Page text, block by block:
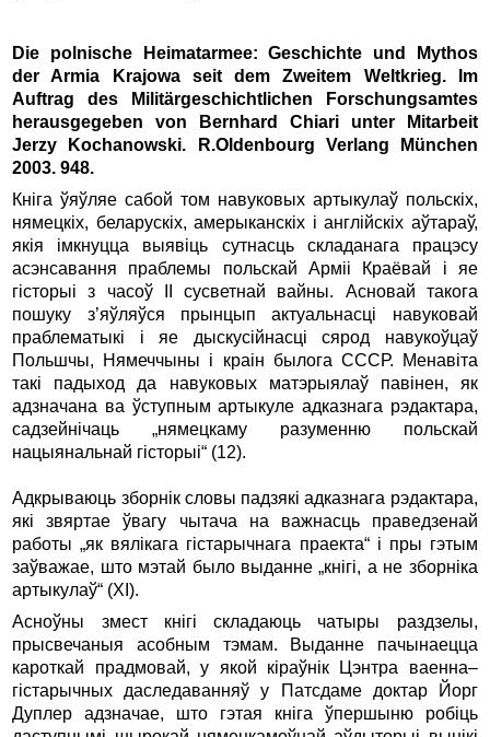
Die polnische Heimatarmee: Geschichte und Mythos
der Armia Krajowa seit dem Zweitem Weltkrieg. Im
Auftrag des Militärgeschichtlichen Forschungsamtes
herausgegeben von Bernhard Chiari unter Mitarbeit
Jerzy Kochanowski. R.Oldenbourg Verlang München
2003. 948.
Кніга ўяўляе сабой том навуковых артыкулаў польскіх,
нямецкіх, беларускіх, амерыканскіх і англійскіх аўтараў,
якія імкнуцца выявіць сутнасць складанага працэсу
асэнсавання праблемы польскай Арміі Краёвай і яе
гісторыі з часоў II сусветнай вайны. Асновай такога
пошуку з’яўляўся прынцып актуальнасці навуковай
праблематыкі і яе дыскусійнасці сярод навукоўцаў
Польшчы, Нямеччыны і краін былога СССР. Менавіта
такі падыход да навуковых матэрыялаў павінен, як
адзначана ва ўступным артыкуле адказнага рэдактара,
садзейнічаць „нямецкаму разуменню польскай
нацыянальнай гісторыі“ (12).
Адкрываюць зборнік словы падзякі адказнага рэдактара,
які звяртае ўвагу чытача на важнасць праведзенай
работы „як вялікага гістарычнага праекта“ і пры гэтым
заўважае, што мэтай было выданне „кнігі, а не зборніка
артыкулаў“ (ХI).
Асноўны змест кнігі складаюць чатыры раздзелы,
прысвечаныя асобным тэмам. Выданне пачынаецца
кароткай прадмовай, у якой кіраўнік Цэнтра ваенна–
гістарычных даследаванняў у Патсдаме доктар Йорг
Дуплер адзначае, што гэтая кніга ўпершыню робіць